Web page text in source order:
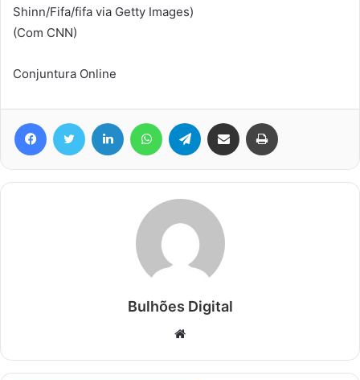
Shinn/Fifa/fifa via Getty Images)
(Com CNN)
Conjuntura Online
FacebookTwitter Linkedin WhatsAppTelegram Compartilhar via e-mail
Bulhões Digital
Website